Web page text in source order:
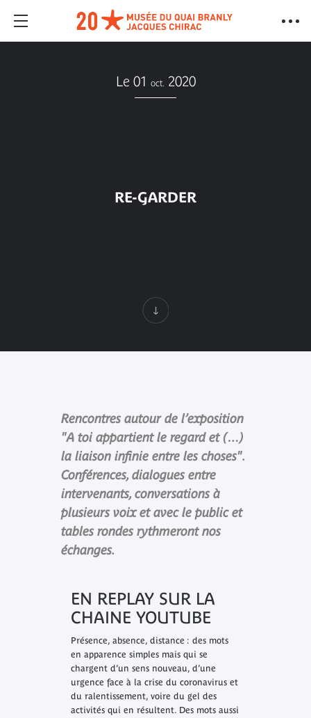
Le 01 oct. 2020
RE-GARDER
Rencontres autour de l’exposition
"A toi appartient le regard et (…)
la liaison infinie entre les choses".
Conférences, dialogues entre
intervenants, conversations à
plusieurs voix et avec le public et
tables rondes rythmeront nos
échanges.
EN REPLAY SUR LA
CHAINE YOUTUBE
Présence, absence, distance : des mots
en apparence simples mais qui se
chargent d’un sens nouveau, d’une
urgence face à la crise du coronavirus et
du ralentissement, voire du gel des
activités qui en résultent. Des mots aussi